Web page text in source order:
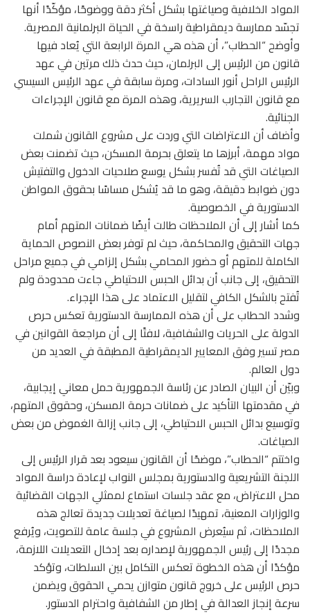
المواد الخلافية وصياغتها بشكل أكثر دقة ووضوحًا، مؤكّدًا أنها
تجسّد ممارسة ديمقراطية راسخة في الحياة البرلمانية المصرية.
وأوضح “الحطاب”، أن هذه هي المرة الرابعة التي يُعاد فيها
قانون من الرئيس إلى البرلمان، حيث حدث ذلك مرتين في عهد
الرئيس الراحل أنور السادات، ومرة سابقة في عهد الرئيس السيسي
مع قانون التجارب السريرية، وهذه المرة مع قانون الإجراءات
الجنائية.
وأضاف أن الاعتراضات التي وردت على مشروع القانون شملت
مواد مهمة، أبرزها ما يتعلق بحرمة المسكن، حيث تضمنت بعض
الصياغات التي قد تُفسر بشكل يوسع صلاحيات الدخول والتفتيش
دون ضوابط دقيقة، وهو ما قد يُشكل مساسًا بحقوق المواطن
الدستورية في الخصوصية.
كما أشار إلى أن الملاحظات طالت أيضًا ضمانات المتهم أمام
جهات التحقيق والمحاكمة، حيث لم توفر بعض النصوص الحماية
الكاملة للمتهم أو حضور المحامي بشكل إلزامي في جميع مراحل
التحقيق، إلى جانب أن بدائل الحبس الاحتياطي جاءت محدودة ولم
تُفتح بالشكل الكافي لتقليل الاعتماد على هذا الإجراء.
وشدد الحطاب على أن هذه الممارسة الدستورية تعكس حرص
الدولة على الحريات والشفافية، لافتًا إلى أن مراجعة القوانين في
مصر تسير وفق المعايير الديمقراطية المطبقة في العديد من
دول العالم.
وبيّن أن البيان الصادر عن رئاسة الجمهورية حمل معاني إيجابية،
في مقدمتها التأكيد على ضمانات حرمة المسكن، وحقوق المتهم،
وتوسيع بدائل الحبس الاحتياطي، إلى جانب إزالة الغموض من بعض
الصياغات.
واختتم “الحطاب”، موضحًا أن القانون سيعود بعد قرار الرئيس إلى
اللجنة التشريعية والدستورية بمجلس النواب لإعادة دراسة المواد
محل الاعتراض، مع عقد جلسات استماع لممثلي الجهات القضائية
والوزارات المعنية، تمهيدًا لصياغة تعديلات جديدة تعالج هذه
الملاحظات، ثم سيُعرض المشروع في جلسة عامة للتصويت، ويُرفع
مجددًا إلى رئيس الجمهورية لإصداره بعد إدخال التعديلات اللازمة،
مؤكدًا أن هذه الخطوة تعكس التكامل بين السلطات، وتؤكد
حرص الرئيس على خروج قانون متوازن يحمي الحقوق ويضمن
سرعة إنجاز العدالة في إطار من الشفافية واحترام الدستور.